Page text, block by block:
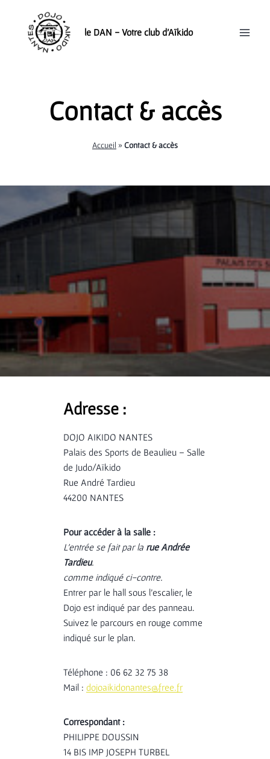
contenu
le DAN - Votre club d'Aïkido
Contact & accès
Accueil » Contact & accès
Adresse :
DOJO AIKIDO NANTES
Palais des Sports de Beaulieu – Salle
de Judo/Aïkido
Rue André Tardieu
44200 NANTES
Pour accéder à la salle :
L’entrée se fait par la rue Andrée
Tardieu.
comme indiqué ci-contre.
Entrer par le hall sous l’escalier, le
Dojo est indiqué par des panneau.
Suivez le parcours en rouge comme
indiqué sur le plan.
Téléphone : 06 62 32 75 38
Mail : dojoaikidonantes@free.fr
Correspondant :
PHILIPPE DOUSSIN
14 BIS IMP JOSEPH TURBEL